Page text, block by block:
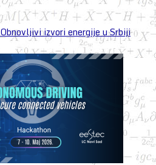
Obnovljivi izvori energije u Srbiji